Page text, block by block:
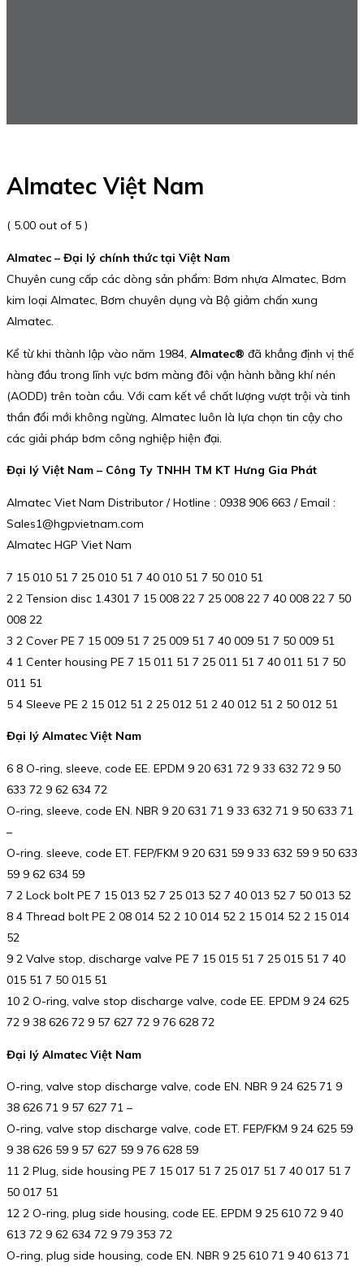
Almatec Việt Nam
( 5.00 out of 5 )
Almatec – Đại lý chính thức tại Việt Nam
Chuyên cung cấp các dòng sản phẩm: Bơm nhựa Almatec, Bơm
kim loại Almatec, Bơm chuyên dụng và Bộ giảm chấn xung
Almatec.
Kể từ khi thành lập vào năm 1984, Almatec® đã khẳng định vị thế
hàng đầu trong lĩnh vực bơm màng đôi vận hành bằng khí nén
(AODD) trên toàn cầu. Với cam kết về chất lượng vượt trội và tinh
thần đổi mới không ngừng, Almatec luôn là lựa chọn tin cậy cho
các giải pháp bơm công nghiệp hiện đại.
Đại lý Việt Nam – Công Ty TNHH TM KT Hưng Gia Phát
Almatec Viet Nam Distributor / Hotline : 0938 906 663 / Email :
Sales1@hgpvietnam.com
Almatec HGP Viet Nam
7 15 010 51 7 25 010 51 7 40 010 51 7 50 010 51
2 2 Tension disc 1.4301 7 15 008 22 7 25 008 22 7 40 008 22 7 50
008 22
3 2 Cover PE 7 15 009 51 7 25 009 51 7 40 009 51 7 50 009 51
4 1 Center housing PE 7 15 011 51 7 25 011 51 7 40 011 51 7 50
011 51
5 4 Sleeve PE 2 15 012 51 2 25 012 51 2 40 012 51 2 50 012 51
Đại lý Almatec Việt Nam
6 8 O-ring, sleeve, code EE. EPDM 9 20 631 72 9 33 632 72 9 50
633 72 9 62 634 72
O-ring, sleeve, code EN. NBR 9 20 631 71 9 33 632 71 9 50 633 71
–
O-ring. sleeve, code ET. FEP/FKM 9 20 631 59 9 33 632 59 9 50 633
59 9 62 634 59
7 2 Lock bolt PE 7 15 013 52 7 25 013 52 7 40 013 52 7 50 013 52
8 4 Thread bolt PE 2 08 014 52 2 10 014 52 2 15 014 52 2 15 014
52
9 2 Valve stop, discharge valve PE 7 15 015 51 7 25 015 51 7 40
015 51 7 50 015 51
10 2 O-ring, valve stop discharge valve, code EE. EPDM 9 24 625
72 9 38 626 72 9 57 627 72 9 76 628 72
Đại lý Almatec Việt Nam
O-ring, valve stop discharge valve, code EN. NBR 9 24 625 71 9
38 626 71 9 57 627 71 –
O-ring, valve stop discharge valve, code ET. FEP/FKM 9 24 625 59
9 38 626 59 9 57 627 59 9 76 628 59
11 2 Plug, side housing PE 7 15 017 51 7 25 017 51 7 40 017 51 7
50 017 51
12 2 O-ring, plug side housing, code EE. EPDM 9 25 610 72 9 40
613 72 9 62 634 72 9 79 353 72
O-ring, plug side housing, code EN. NBR 9 25 610 71 9 40 613 71